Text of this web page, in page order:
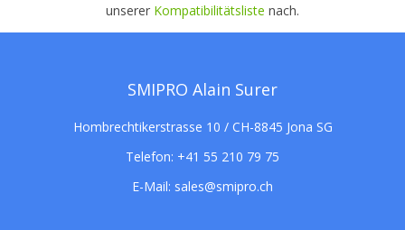
unserer Kompatibilitätsliste nach.
SMIPRO Alain Surer
Hombrechtikerstrasse 10 / CH-8845 Jona SG
Telefon: +41 55 210 79 75
E-Mail: sales@smipro.ch